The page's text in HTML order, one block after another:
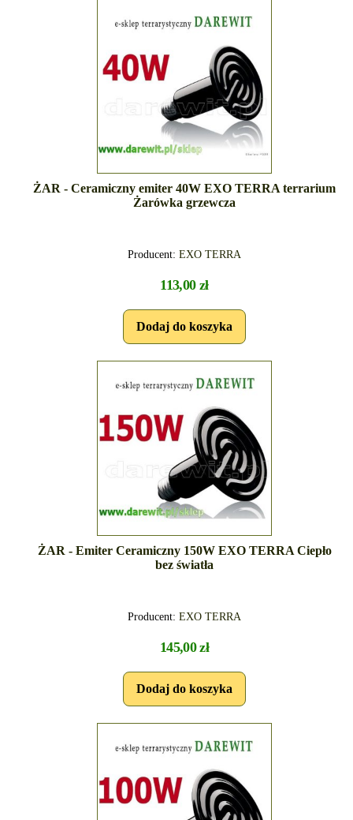
ŻAR - Ceramiczny emiter 40W EXO TERRA terrarium
Żarówka grzewcza
Producent: EXO TERRA
113,00 zł
ŻAR - Emiter Ceramiczny 150W EXO TERRA Ciepło
bez światła
Producent: EXO TERRA
145,00 zł